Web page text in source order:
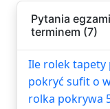
Pytania
terminem (7)
Ile rolek tapety
pokryć sufit o
rolka pokrywa